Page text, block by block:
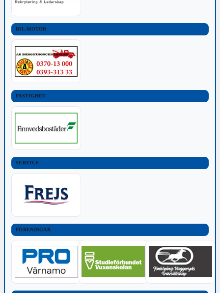
BIL-MOTOR
FASTIGHET
SERVICE
FÖRENINGAR